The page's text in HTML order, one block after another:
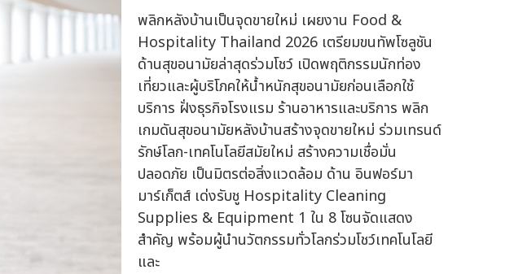
พลิกหลังบ้านเป็นจุดขายใหม่ เผยงาน Food &
Hospitality Thailand 2026 เตรียมขนทัพโซลูชัน
ด้านสุขอนามัยล่าสุดร่วมโชว์ เปิดพฤติกรรมนักท่อง
เที่ยวและผู้บริโภคให้น้ำหนักสุขอนามัยก่อนเลือกใช้
บริการ ฝั่งธุรกิจโรงแรม ร้านอาหารและบริการ พลิก
เกมดันสุขอนามัยหลังบ้านสร้างจุดขายใหม่ ร่วมเทรนด์
รักษ์โลก-เทคโนโลยีสมัยใหม่ สร้างความเชื่อมั่น
ปลอดภัย เป็นมิตรต่อสิ่งแวดล้อม ด้าน อินฟอร์มา
มาร์เก็ตส์ เด่งรับชู Hospitality Cleaning
Supplies & Equipment 1 ใน 8 โซนจัดแสดง
สำคัญ พร้อมผู้นำนวัตกรรมทั่วโลกร่วมโชว์เทคโนโลยี
และ